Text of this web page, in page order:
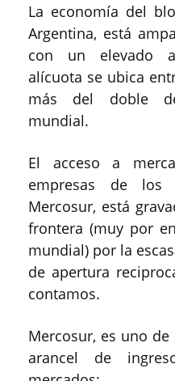
La economía del
Argentina, está
con un elevado
alícuota se ubica
más del doble
mundial.
El acceso a
empresas de los
Mercosur, está
frontera (muy por
mundial) por la
de apertura
contamos.
Mercosur, es uno
arancel de